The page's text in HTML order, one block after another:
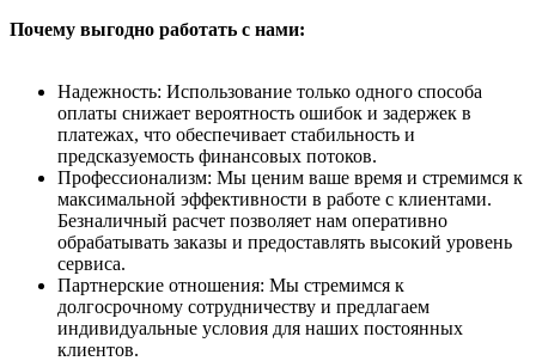
Почему выгодно работать с нами:
Надежность: Использование только одного способа
оплаты снижает вероятность ошибок и задержек в
платежах, что обеспечивает стабильность и
предсказуемость финансовых потоков.
Профессионализм: Мы ценим ваше время и стремимся к
максимальной эффективности в работе с клиентами.
Безналичный расчет позволяет нам оперативно
обрабатывать заказы и предоставлять высокий уровень
сервиса.
Партнерские отношения: Мы стремимся к
долгосрочному сотрудничеству и предлагаем
индивидуальные условия для наших постоянных
клиентов.